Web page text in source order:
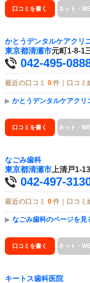
口コミを書く ネット・
かとうデンタルケアクリ
東京都清瀬市元町1-8-1
042-495-
最近の口コミ 0 件｜口コミ
▶ かとうデンタルケアクリ
口コミを書く ネット・
なごみ歯科
東京都清瀬市 上清戸1-
042-497-
最近の口コミ 0 件｜口コミ
▶ なごみ歯科のページを見
口コミを書く ネット・
キートス歯科医院